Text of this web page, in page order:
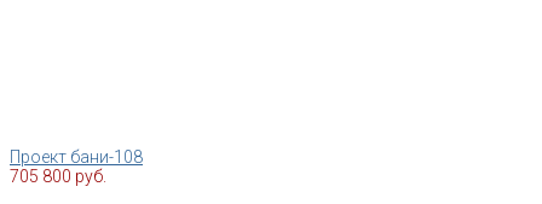
Проект бани-108
705 800 руб.